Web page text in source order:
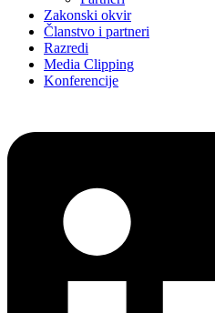
Zakonski okvir
Članstvo i partneri
Razredi
Media Clipping
Konferencije